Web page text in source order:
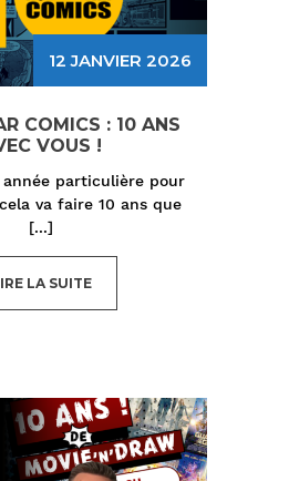
12 JANVIER 2026
COMICS : 10 ANS
VOUS !
particulière pour
va faire 10 ans que
[...]
LA SUITE